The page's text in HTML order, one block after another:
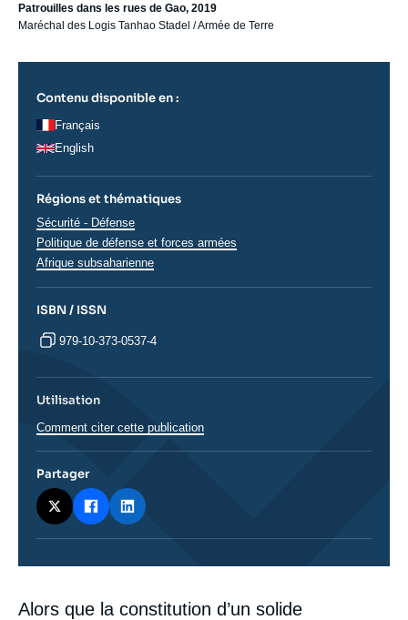
Patrouilles dans les rues de Gao, 2019
Maréchal des Logis Tanhao Stadel / Armée de Terre
Corps
Alors que la constitution d’un solide
Contenu disponible en :
Français
English
Régions et thématiques
Thématiques
analyses
Sécurité - Défense
Politique de défense et forces armées
Régions
Afrique subsaharienne
ISBN / ISSN
979-10-373-0537-4
Utilisation
Comment citer cette publication
Partager